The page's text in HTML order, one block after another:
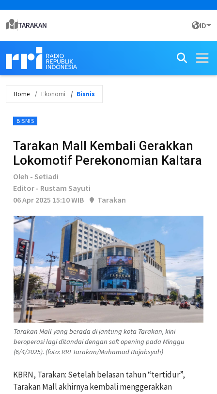
TARAKAN ID
Home Ekonomi Bisnis
BISNIS
Tarakan Mall Kembali Gerakkan
Lokomotif Perekonomian Kaltara
Oleh - Setiadi
Editor - Rustam Sayuti
06 Apr 2025 15:10 WIB
Tarakan
Tarakan Mall yang berada di jantung kota Tarakan, kini
beroperasi lagi ditandai dengan soft opening pada Minggu
(6/4/2025). (foto: RRI Tarakan/Muhamad Rajabsyah)
KBRN, Tarakan: Setelah belasan tahun “tertidur”,
Tarakan Mall akhirnya kembali menggerakkan